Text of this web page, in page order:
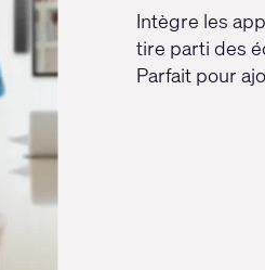
Intègre les
tire parti des
Parfait pour